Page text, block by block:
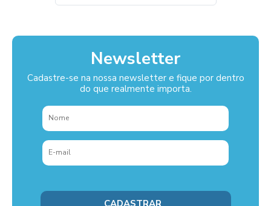
Newsletter
Cadastre-se na nossa newsletter e fique por dentro
do que realmente importa.